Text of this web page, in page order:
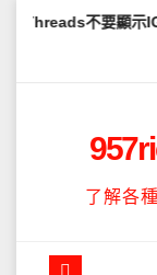
Skip示IG？完整教學：
了解各